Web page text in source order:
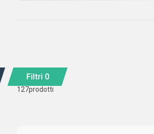
Filtri 0
127prodotti